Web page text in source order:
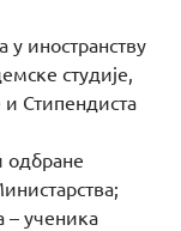
у иностранству
студије,
и Стипендиста
одбране
– ученика